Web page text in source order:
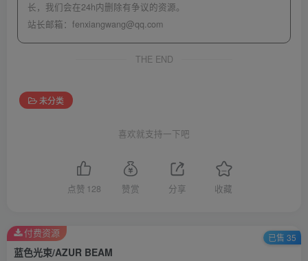
长，我们会在24h内删除有争议的资源。
站长邮箱： fenxiangwang@qq.com
THE END
未分类
喜欢就支持一下吧
点赞 128 赞赏 分享 收藏
蓝色光束/AZUR BEAM
付费资源 已售 35